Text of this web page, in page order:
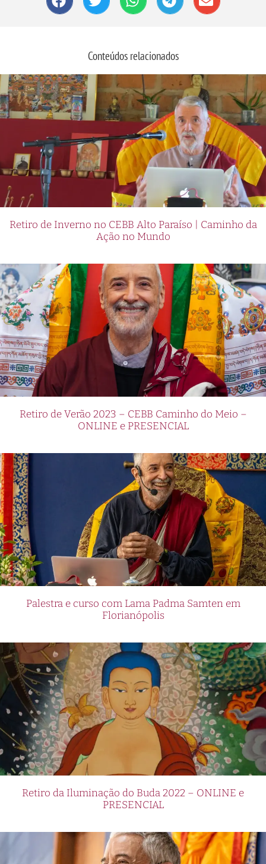
Conteúdos relacionados
Retiro de Inverno no CEBB Alto Paraíso | Caminho da
Ação no Mundo
Retiro de Verão 2023 – CEBB Caminho do Meio –
ONLINE e PRESENCIAL
Palestra e curso com Lama Padma Samten em
Florianópolis
Retiro da Iluminação do Buda 2022 – ONLINE e
PRESENCIAL